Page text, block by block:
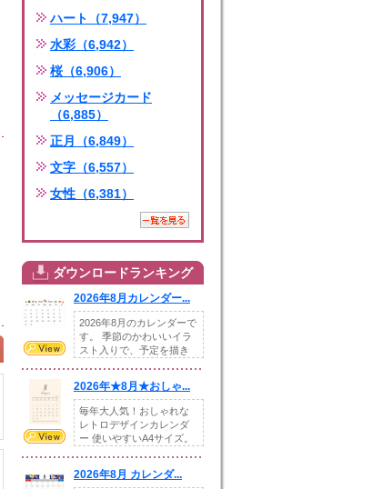
ハート（7,947）
水彩（6,942）
桜（6,906）
メッセージカード
（6,885）
正月（6,849）
文字（6,557）
女性（6,381）
ダウンロードランキング
2026年8月カレンダー...
2026年8月のカレンダーで
す。 季節のかわいいイラ
スト入りで、予定を描き
2026年★8月★おしゃ...
毎年大人気！おしゃれな
レトロデザインカレンダ
ー 使いやすいA4サイズ。
2026年8月 カレンダ...